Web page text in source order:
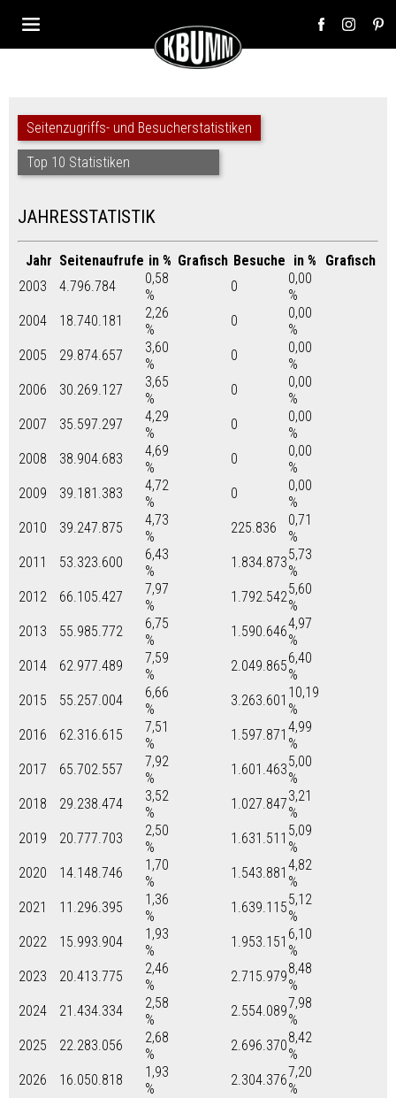
Seitenzugriffs- und Besucherstatistiken
Top 10 Statistiken
JAHRESSTATISTIK
Jahr Seitenaufrufe in % Grafisch Besuche in %
Grafisch
2003
4.796.784
0,58
%
0
0,00
%
2004
18.740.181
2,26
%
0
0,00
%
2005
29.874.657
3,60
%
0
0,00
%
2006
30.269.127
3,65
%
0
0,00
%
2007
35.597.297
4,29
%
0
0,00
%
2008
38.904.683
4,69
%
0
0,00
%
2009
39.181.383
4,72
%
0
0,00
%
2010
39.247.875
4,73
%
225.836
0,71
%
2011
53.323.600
6,43
%
1.834.8735,73
%
2012
66.105.427
7,97
%
1.792.5425,60
%
2013
55.985.772
6,75
%
1.590.6464,97
%
2014
62.977.489
7,59
%
2.049.8656,40
%
2015
55.257.004
6,66
%
3.263.601 10,19
%
2016
62.316.615
7,51
%
1.597.871 4,99
%
2017
65.702.557
7,92
%
1.601.4635,00
%
2018
29.238.474
3,52
%
1.027.8473,21
%
2019
20.777.703
2,50
%
1.631.511 5,09
%
2020
14.148.746
1,70
%
1.543.881 4,82
%
2021
11.296.395
1,36
%
1.639.1155,12
%
2022
15.993.904
1,93
%
1.953.151 6,10
%
2023
20.413.775
2,46
%
2.715.9798,48
%
2024
21.434.334
2,58
%
2.554.0897,98
%
2025
22.283.056
2,68
%
2.696.3708,42
%
2026
16.050.818
1,93
%
2.304.3767,20
%